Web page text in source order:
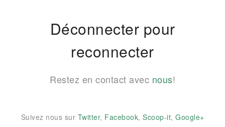
Déconnecter pour
reconnecter
Restez en contact avec nous!
Suivez nous sur Twitter, Facebook, Scoop-it, Google+